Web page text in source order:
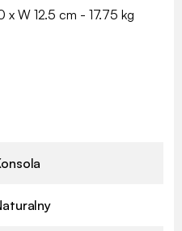
x W 12.5 cm - 17.75 kg